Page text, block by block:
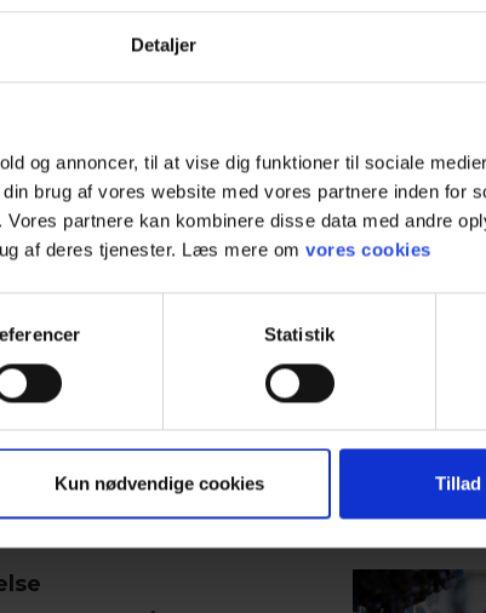
Detaljer
og annoncer, til at vise dig funktioner til sociale
brug af vores website med vores partnere inden for
partnere kan kombinere disse data med andre
af deres tjenester. Læs mere om vores cookies
Statistik
Kun nødvendige cookies Tillad
opdelt strategi for PPE:
og skærme (EN 175, EN
eller trykluftsystemer (EN 12941,
og partikler.
tøj (EN ISO
(EN 388, EN 407) beskytter
samtidig med, at de bevarer
(EN ISO 20345)
udvider beskyttelsen mod